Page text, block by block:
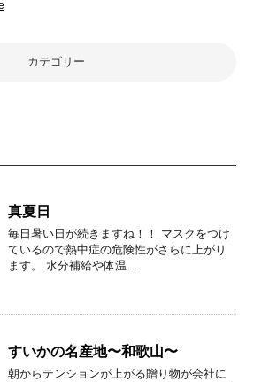
カテゴリー
真夏日
毎日暑い日が続きますね！！ マスクをつけ
ているので熱中症の危険性がさらに上がり
ます。 水分補給や体温 …
すいかの名産地〜和歌山〜
朝からテンションが上がる贈り物が会社に